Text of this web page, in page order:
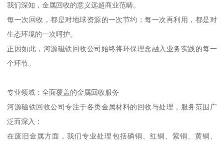
我们深知，金属回收的意义远超商业范畴。
每一次回收，都是对地球资源的一次节约；每一次再利用，都是对
生态环境的一次呵护。
正因如此，河源磁铁回收公司始终将环保理念融入业务实践的每一
个环节。
专业领域：全面覆盖的金属回收服务
河源磁铁回收公司专注于各类金属材料的回收与处理，服务范围广
泛而深入：
在废旧金属方面，我们专业处理包括磷铜、红铜、紫铜、黄铜、